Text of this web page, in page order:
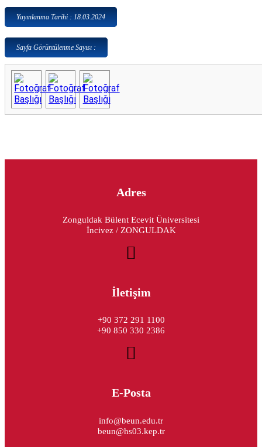
Yayınlanma Tarihi : 18.03.2024
Sayfa Görüntülenme Sayısı :
Adres
Zonguldak Bülent Ecevit Üniversitesi
İncivez / ZONGULDAK
İletişim
+90 372 291 1100
+90 850 330 2386
E-Posta
info@beun.edu.tr
beun@hs03.kep.tr